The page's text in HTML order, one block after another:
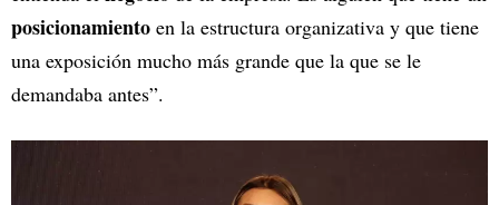
posicionamiento en la estructura organizativa y que tiene
una exposición mucho más grande que la que se le
demandaba antes”.